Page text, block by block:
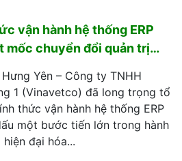
vận hành hệ thống ERP
mốc chuyển đổi quản trị
Yên – Công ty TNHH
1 (Vinavetco) đã long trọng tổ
thức vận hành hệ thống ERP
một bước tiến lớn trong hành
đại hóa...